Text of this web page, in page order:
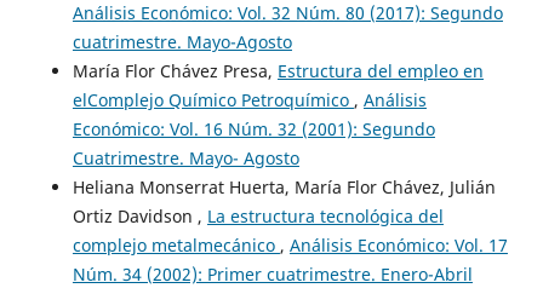
Análisis Económico: Vol. 32 Núm. 80 (2017): Segundo
cuatrimestre. Mayo-Agosto
María Flor Chávez Presa, Estructura del empleo en
elComplejo Químico Petroquímico , Análisis
Económico: Vol. 16 Núm. 32 (2001): Segundo
Cuatrimestre. Mayo- Agosto
Heliana Monserrat Huerta, María Flor Chávez, Julián
Ortiz Davidson , La estructura tecnológica del
complejo metalmecánico , Análisis Económico: Vol. 17
Núm. 34 (2002): Primer cuatrimestre. Enero-Abril